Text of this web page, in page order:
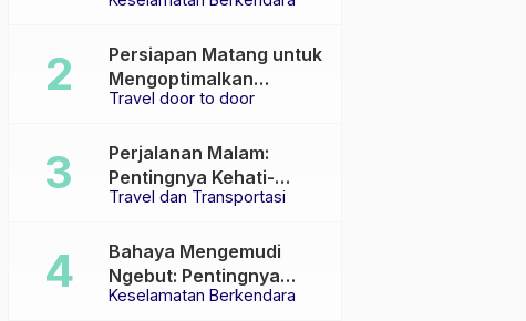
Travel door to door
Persiapan Matang untuk
Mengoptimalkan
Pengalaman Travel
Travel dan Transportasi
Perjalanan Malam:
Pentingnya Kehati-
hatian dan Pemilihan
Keselamatan Berkendara
Bahaya Mengemudi
Ngebut: Pentingnya
Keselamatan di Jalan